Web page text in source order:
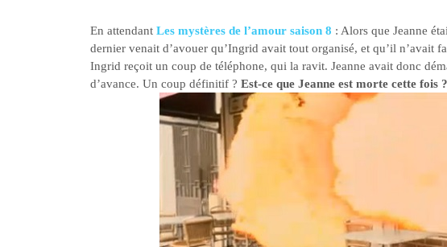
En attendant Les mystères de l’amour saison 8 : Alors que Jeanne
dernier venait d’avouer qu’Ingrid avait tout organisé, et qu’il
Ingrid reçoit un coup de téléphone, qui la ravit. Jeanne avait donc
d’avance. Un coup définitif ? Est-ce que Jeanne est morte cette fois ?